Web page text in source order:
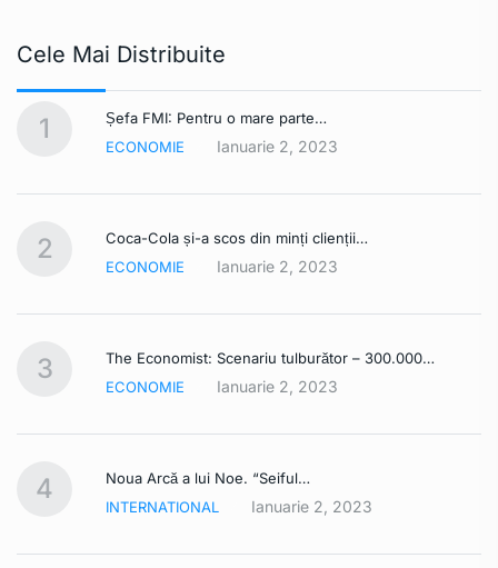
Cele Mai Distribuite
1
Șefa FMI: Pentru o mare parte…
ECONOMIE
Ianuarie 2, 2023
2
Coca-Cola și-a scos din minți clienții…
ECONOMIE
Ianuarie 2, 2023
3
The Economist: Scenariu tulburător – 300.000…
ECONOMIE
Ianuarie 2, 2023
4
Noua Arcă a lui Noe. “Seiful…
INTERNATIONAL
Ianuarie 2, 2023